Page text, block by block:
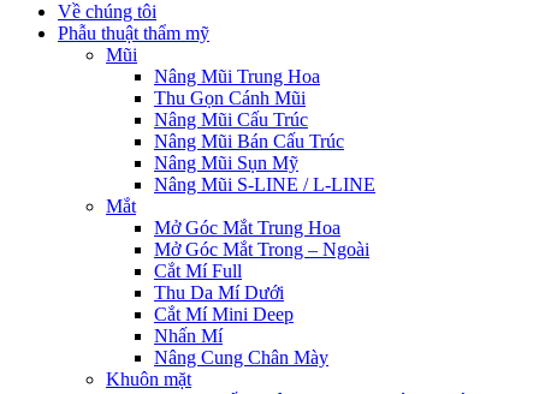
Về chúng tôi
Phẫu thuật thẩm mỹ
Mũi
Nâng Mũi Trung Hoa
Thu Gọn Cánh Mũi
Nâng Mũi Cấu Trúc
Nâng Mũi Bán Cấu Trúc
Nâng Mũi Sụn Mỹ
Nâng Mũi S-LINE / L-LINE
Mắt
Mở Góc Mắt Trung Hoa
Mở Góc Mắt Trong – Ngoài
Cắt Mí Full
Thu Da Mí Dưới
Cắt Mí Mini Deep
Nhấn Mí
Nâng Cung Chân Mày
Khuôn mặt